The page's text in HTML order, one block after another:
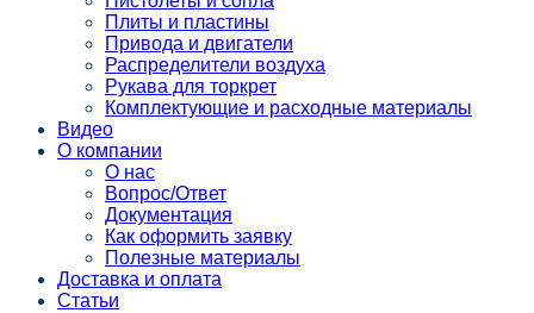
Плиты и пластины
Привода и двигатели
Распределители воздуха
Рукава для торкрет
Комплектующие и расходные материалы
Видео
О компании
О нас
Вопрос/Ответ
Документация
Как оформить заявку
Полезные материалы
Доставка и оплата
Статьи